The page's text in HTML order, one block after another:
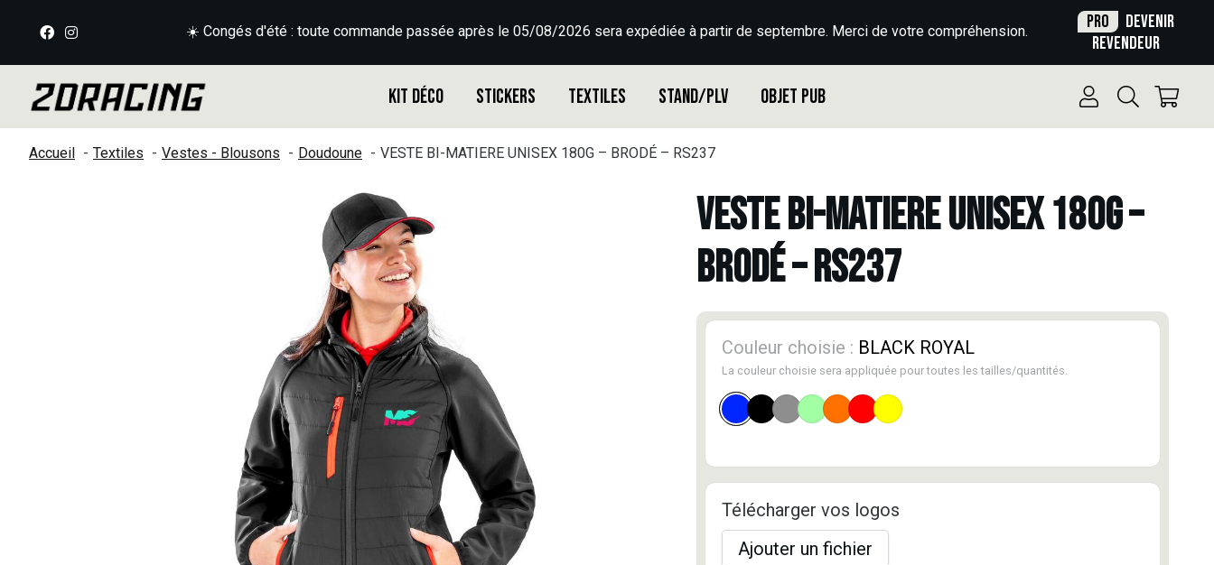
☀️ Congés d'été : toute commande passée après le 05/08/2026 sera expédiée à partir de septembre. Merci de votre compréhension. Pro
Devenir
revendeur
Kit déco Stickers Textiles Stand/PLV Objet Pub
Accueil Textiles Vestes - Blousons Doudoune VESTE BI-MATIERE UNISEX 180G – BRODÉ – RS237
VESTE BI-MATIERE UNISEX 180G –
BRODÉ – RS237
Couleur choisie : BLACK ROYAL
La couleur choisie sera appliquée pour toutes les tailles/quantités.
Télécharger vos logos
Ajouter un fichier